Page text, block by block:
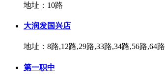
地址：10路
大润发国兴店
地址：8路,12路,29路,33路,34路,56路,64路
第一职中